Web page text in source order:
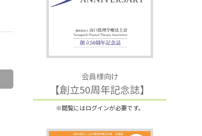
会員様向け
【創立50周年記念誌】
※閲覧にはログインが必要です。